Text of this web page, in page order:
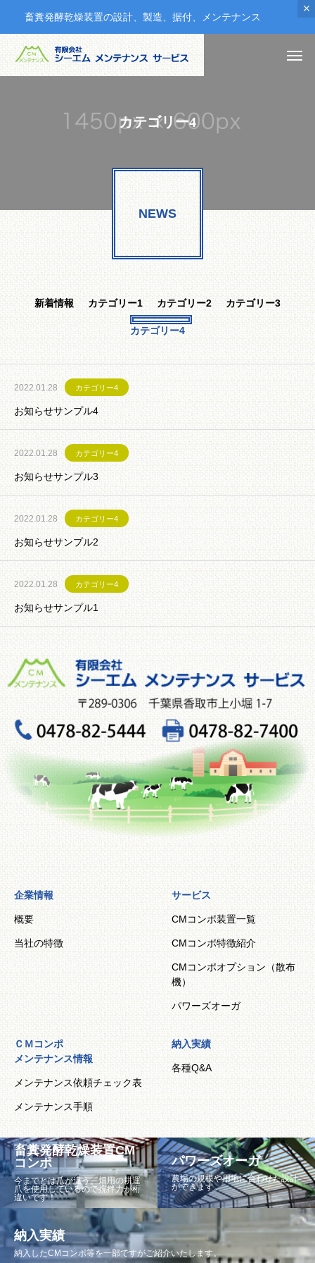
畜糞発酵乾燥装置の設計、製造、据付、メンテナンス
カテゴリー4
NEWS
新着情報 カテゴリー1 カテゴリー2 カテゴリー3
カテゴリー4
2022.01.28 カテゴリー4
お知らせサンプル4
2022.01.28 カテゴリー4
お知らせサンプル3
2022.01.28 カテゴリー4
お知らせサンプル2
2022.01.28 カテゴリー4
お知らせサンプル1
企業情報
概要
当社の特徴
サービス
CMコンポ装置一覧
CMコンポ特徴紹介
CMコンポオプション（散布
機）
パワーズオーガ
ＣＭコンポ
メンテナンス情報
メンテナンス依頼チェック表
メンテナンス手順
納入実績
各種Q&A
畜糞発酵乾燥装置CM
コンポ
今までとは爪が違う。畑用の耕運
爪を使用しているので撹拌力が桁
違いです！
パワーズオーガ
農場の規模や用地に合わせた設計
ができます。
納入実績
納入したCMコンポ等を一部ですがご紹介いたします。